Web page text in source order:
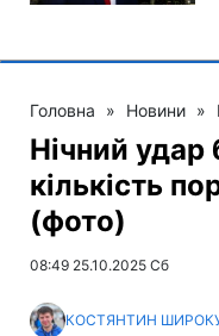
Головна » Новини »
Нічний удар
кількість
(фото)
08:49 25.10.2025 Сб
КОСТЯНТИН